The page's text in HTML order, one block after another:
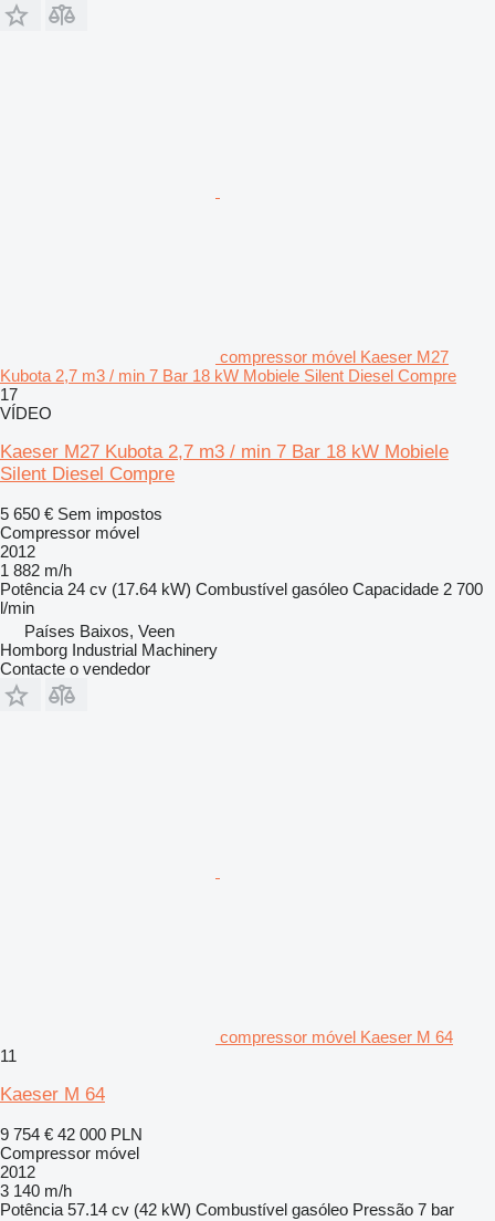
compressor móvel Kaeser M27
Kubota 2,7 m3 / min 7 Bar 18 kW Mobiele Silent Diesel Compre
17
VÍDEO
Kaeser M27 Kubota 2,7 m3 / min 7 Bar 18 kW Mobiele
Silent Diesel Compre
5 650 € Sem impostos
Compressor móvel
2012
1 882 m/h
Potência 24 cv (17.64 kW) Combustível gasóleo Capacidade 2 700
l/min
Países Baixos, Veen
Homborg Industrial Machinery
Contacte o vendedor
compressor móvel Kaeser M 64
11
Kaeser M 64
9 754 € 42 000 PLN
Compressor móvel
2012
3 140 m/h
Potência 57.14 cv (42 kW) Combustível gasóleo Pressão 7 bar